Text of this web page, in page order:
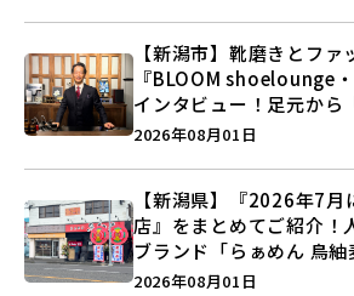
【新潟市】靴磨きとファ
『BLOOM shoelounge
インタビュー！足元から
つくる装いの提案とは？
2026年08月01日
【新潟県】『2026年7
店』をまとめてご紹介！
ブランド「らぁめん 鳥
しょうがの空」など盛り
2026年08月01日